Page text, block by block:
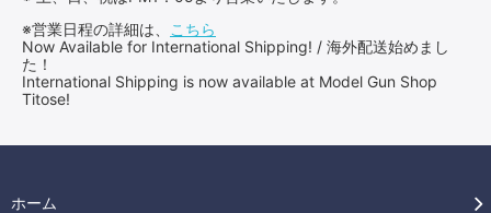
※営業日程の詳細は、
こちら
Now Available for International Shipping! / 海外配送始めまし
た！
International Shipping is now available at Model Gun Shop
Titose!
ホーム